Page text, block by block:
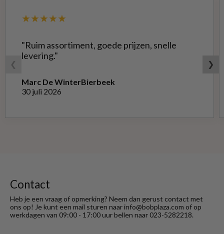
❮
★★★★★
"Ruim assortiment, goede prijzen, snelle
levering."
Marc De WinterBierbeek
30 juli 2026
❯
Contact
Heb je een vraag of opmerking? Neem dan gerust contact met
ons op! Je kunt een mail sturen naar info@bobplaza.com of op
werkdagen van 09:00 - 17:00 uur bellen naar 023-5282218.